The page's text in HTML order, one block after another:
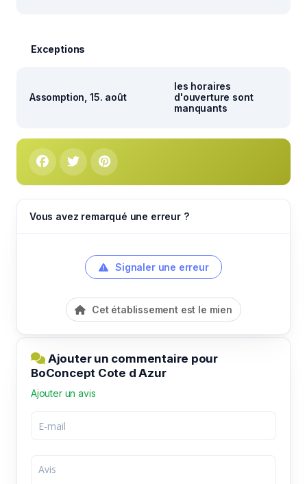
Exceptions
Assomption, 15. août
les horaires
d'ouverture sont
manquants
Vous avez remarqué une erreur ?
Signaler une erreur
Cet établissement est le mien
Ajouter un commentaire pour
BoConcept Cote d Azur
Ajouter un avis